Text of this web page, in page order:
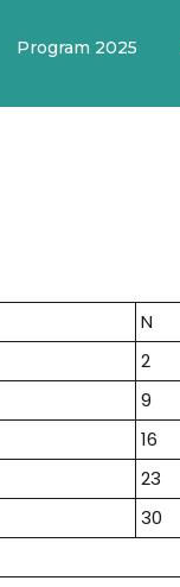
Program 2025
N
2
9
16
23
30